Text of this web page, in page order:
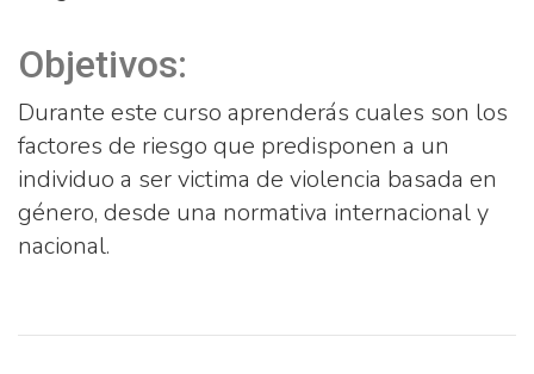
Objetivos:
Durante este curso aprenderás cuales son los
factores de riesgo que predisponen a un
individuo a ser victima de violencia basada en
género, desde una normativa internacional y
nacional.